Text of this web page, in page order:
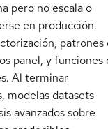
pero no escala o
en producción.
patrones
panel, y funciones
Al terminar
modelas datasets
avanzados sobre